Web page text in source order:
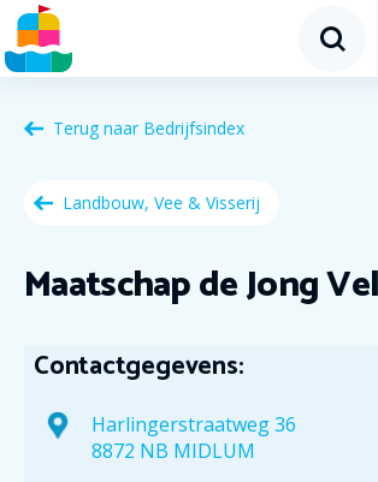
Terug naar Bedrijfsindex
Landbouw, Vee & Visserij
Maatschap de Jong
Contactgegevens:
Harlingerstraatweg 36
8872 NB MIDLUM